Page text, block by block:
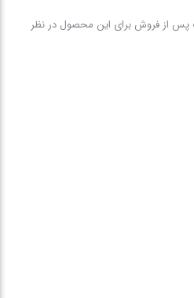
صورتی که گارانتی را در سایت فعال کنید، ۶ ماه ضمانت اضافه هم به آن افزوده می‌شود؛ یعنی در مجموع ۲۴ ماه پوشش خدمات پس از فروش برای این محصول در نظر